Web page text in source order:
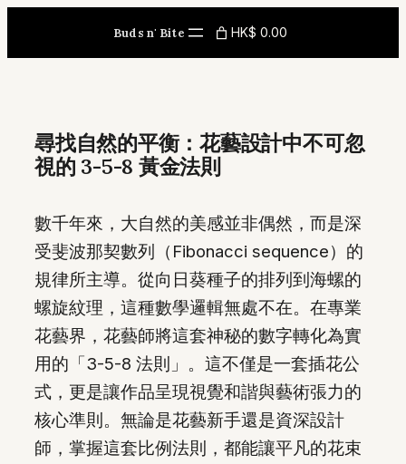
content
Buds n' Bite HK$ 0.00
尋找自然的平衡：花藝設計中不可忽
視的 3-5-8 黃金法則
數千年來，大自然的美感並非偶然，而是深
受斐波那契數列（Fibonacci sequence）的
規律所主導。從向日葵種子的排列到海螺的
螺旋紋理，這種數學邏輯無處不在。在專業
花藝界，花藝師將這套神秘的數字轉化為實
用的「3-5-8 法則」。這不僅是一套插花公
式，更是讓作品呈現視覺和諧與藝術張力的
核心準則。無論是花藝新手還是資深設計
師，掌握這套比例法則，都能讓平凡的花束